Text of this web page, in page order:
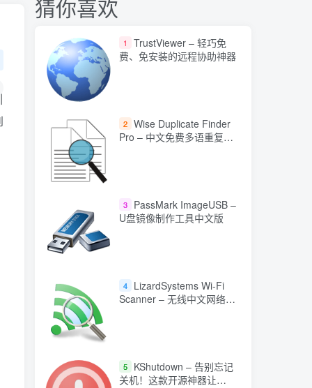
猜你喜欢
1
TrustViewer – 轻巧免
费、免安装的远程协助神器
2 Wise Duplicate Finder
Pro – 中文免费多语重复文
3
PassMark ImageUSB –
U盘镜像制作工具中文版
4
LizardSystems Wi-Fi
Scanner – 无线中文网络扫
5
KShutdown – 告别忘记
关机！这款开源神器让